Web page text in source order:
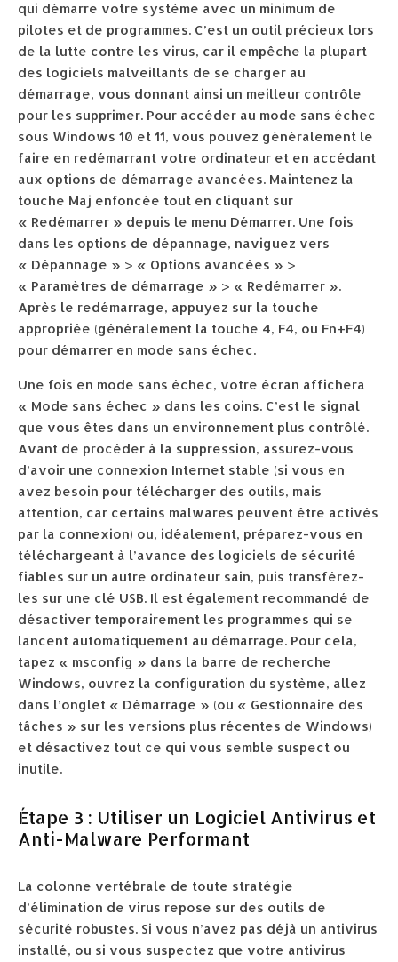
qui démarre votre système avec un minimum de
pilotes et de programmes. C’est un outil précieux lors
de la lutte contre les virus, car il empêche la plupart
des logiciels malveillants de se charger au
démarrage, vous donnant ainsi un meilleur contrôle
pour les supprimer. Pour accéder au mode sans échec
sous Windows 10 et 11, vous pouvez généralement le
faire en redémarrant votre ordinateur et en accédant
aux options de démarrage avancées. Maintenez la
touche Maj enfoncée tout en cliquant sur
« Redémarrer » depuis le menu Démarrer. Une fois
dans les options de dépannage, naviguez vers
« Dépannage » > « Options avancées » >
« Paramètres de démarrage » > « Redémarrer ».
Après le redémarrage, appuyez sur la touche
appropriée (généralement la touche 4, F4, ou Fn+F4)
pour démarrer en mode sans échec.
Une fois en mode sans échec, votre écran affichera
« Mode sans échec » dans les coins. C’est le signal
que vous êtes dans un environnement plus contrôlé.
Avant de procéder à la suppression, assurez-vous
d’avoir une connexion Internet stable (si vous en
avez besoin pour télécharger des outils, mais
attention, car certains malwares peuvent être activés
par la connexion) ou, idéalement, préparez-vous en
téléchargeant à l’avance des logiciels de sécurité
fiables sur un autre ordinateur sain, puis transférez-
les sur une clé USB. Il est également recommandé de
désactiver temporairement les programmes qui se
lancent automatiquement au démarrage. Pour cela,
tapez « msconfig » dans la barre de recherche
Windows, ouvrez la configuration du système, allez
dans l’onglet « Démarrage » (ou « Gestionnaire des
tâches » sur les versions plus récentes de Windows)
et désactivez tout ce qui vous semble suspect ou
inutile.
Étape 3 : Utiliser un Logiciel Antivirus et
Anti-Malware Performant
La colonne vertébrale de toute stratégie
d’élimination de virus repose sur des outils de
sécurité robustes. Si vous n’avez pas déjà un antivirus
installé, ou si vous suspectez que votre antivirus